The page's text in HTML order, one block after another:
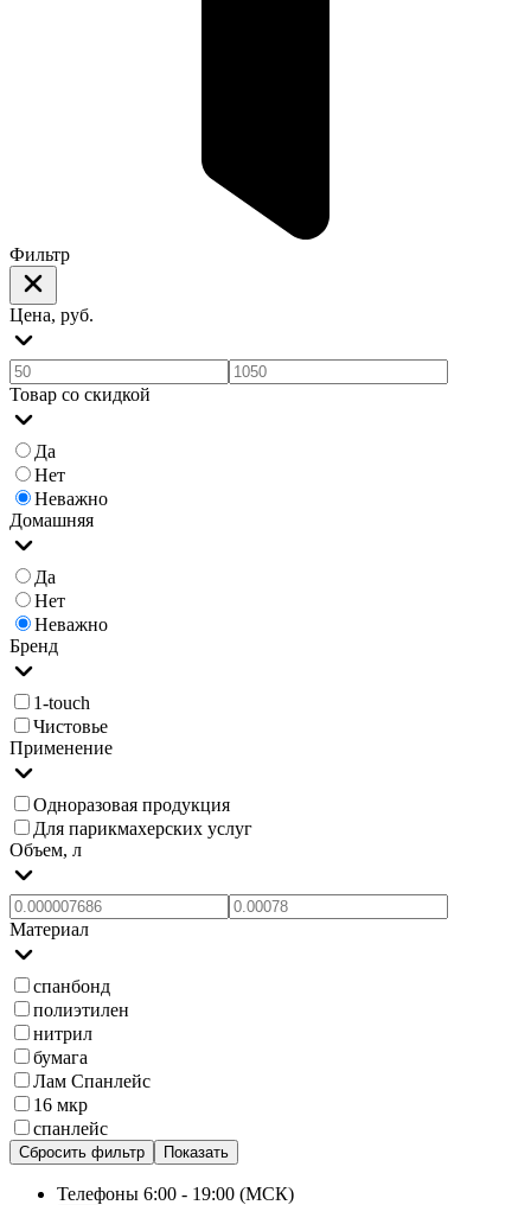
Фильтр
Цена, руб.
Товар со скидкой
Да
Нет
Неважно
Домашняя
Да
Нет
Неважно
Бренд
1-touch
Чистовье
Применение
Одноразовая продукция
Для парикмахерских услуг
Объем, л
Материал
спанбонд
полиэтилен
нитрил
бумага
Лам Спанлейс
16 мкр
cпанлейс
Сбросить фильтр Показать
Телефоны 6:00 - 19:00 (МСК)